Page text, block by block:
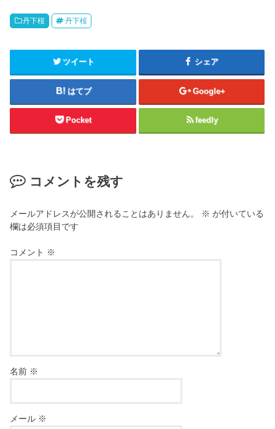
丹下桜 丹下桜
ツイート シェア
はてブ Google+
Pocket feedly
コメントを残す
メールアドレスが公開されることはありません。 ※ が付いている
欄は必須項目です
コメント ※
名前 ※
メール ※